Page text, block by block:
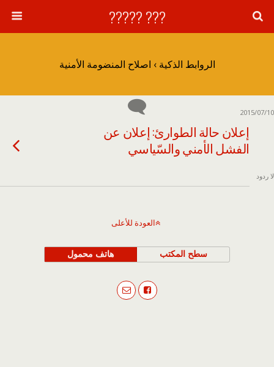
??? ?????
الروابط الذكية › اصلاح المنضومة الأمنية
2015/07/10
إعلان حالة الطوارئ: إعلان عن
الفشل الأمني والسّياسي
لا ردود
العودة للأعلى
هاتف محمول سطح المكتب